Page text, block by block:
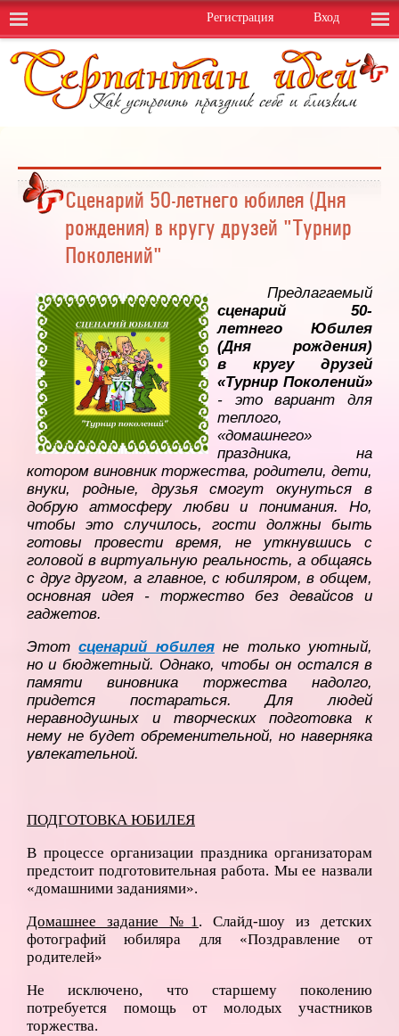
Вход
Регистрация
Сценарий 50-летнего юбилея (Дня
рождения) в кругу друзей "Турнир
Поколений"
Предлагаемый
сценарий 50-
летнего Юбилея
(Дня рождения)
в кругу друзей
«Турнир Поколений»
- это вариант для
теплого,
«домашнего»
праздника, на
котором виновник торжества, родители, дети,
внуки, родные, друзья смогут окунуться в
добрую атмосферу любви и понимания. Но,
чтобы это случилось, гости должны быть
готовы провести время, не уткнувшись с
головой в виртуальную реальность, а общаясь
с друг другом, а главное, с юбиляром, в общем,
основная идея - торжество без девайсов и
гаджетов.
Этотсценарий юбилеяне только уютный,
но и бюджетный. Однако, чтобы он остался в
памяти виновника торжества надолго,
придется постараться. Для людей
неравнодушных и творческих подготовка к
нему не будет обременительной, но наверняка
увлекательной.
ПОДГОТОВКА ЮБИЛЕЯ
В процессе организации праздника организаторам
предстоит подготовительная работа. Мы ее назвали
«домашними заданиями».
Домашнее задание №1. Слайд-шоу из детских
фотографий юбиляра для «Поздравление от
родителей»
Не исключено, что старшему поколению
потребуется помощь от молодых участников
торжества.